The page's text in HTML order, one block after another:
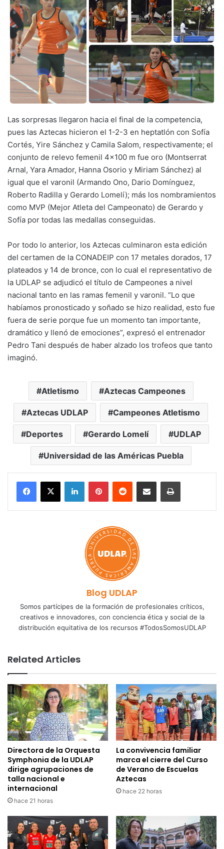
Las sorpresas llegaron hacia el final de la competencia,
pues las Aztecas hicieron el 1-2-3 en heptatlón con Sofía
Cortés, Yire Sánchez y Camila Salom, respectivamente; el
conjunto de relevo femenil 4×100 m fue oro (Montserrat
Arnal, Yara Amador, Hanna Osorio y Miriam Sánchez) al
igual que el varonil (Armando Ono, Dario Domínguez,
Roberto Radilla y Gerardo Lomelí); más los nombramientos
como MVP (Mejor Atleta del Campeonato) de Gerardo y
Sofía por todas las medallas conseguidas.
Por todo lo anterior, los Aztecas culminaron esta edición
del certamen de la CONADEIP con 17 metales dorados, 17
plateados y 14 de bronce, con lo cual el representativo de
la UDLAP se adjudicó el título de Campeones a nivel
nacional tanto en las ramas femenil y varonil. “Lo que
habíamos pronosticado y soñado se hizo realidad, esto fue
fuera de serie porque fue un momento tan importante,
dramático y llenó de emociones”, expresó el entrenador
Pedro Tani después de haber alzado los trofeos que tanto
imaginó.
Atletismo Aztecas Campeones
Aztecas UDLAP Campeones Atletismo
Deportes Gerardo Lomelí UDLAP
Universidad de las Américas Puebla
LinkedInPinterestReddit Share via Email Print
Blog UDLAP
Somos partícipes de la formación de profesionales críticos,
creativos e innovadores, con conciencia ética y social de la
distribución equitativa de los recursos #TodosSomosUDLAP
Related Articles
Directora de la Orquesta
Symphonia de la UDLAP
dirige agrupaciones de
talla nacional e
internacional
hace 21 horas
La convivencia familiar
marca el cierre del Curso
de Verano de Escuelas
Aztecas
hace 22 horas